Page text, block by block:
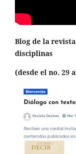
Blog de la
disciplinas
(desde el no. 29